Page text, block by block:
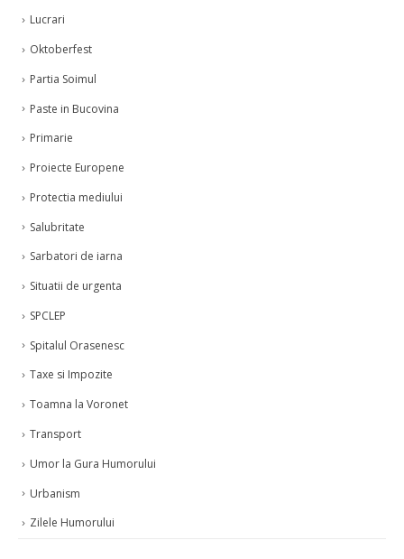
Lucrari
Oktoberfest
Partia Soimul
Paste in Bucovina
Primarie
Proiecte Europene
Protectia mediului
Salubritate
Sarbatori de iarna
Situatii de urgenta
SPCLEP
Spitalul Orasenesc
Taxe si Impozite
Toamna la Voronet
Transport
Umor la Gura Humorului
Urbanism
Zilele Humorului